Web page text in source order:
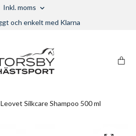
Inkl. moms
och enkelt med Klarna
Leovet Silkcare Shampoo 500 ml